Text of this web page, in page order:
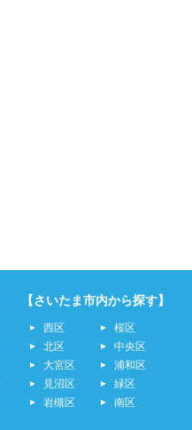
【さいたま市内から探す】
西区
北区
大宮区
見沼区
岩槻区
桜区
中央区
浦和区
緑区
南区